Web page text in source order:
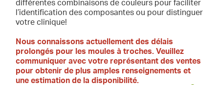
différentes combinaisons de couleurs pour faciliter
l’identification des composantes ou pour distinguer
votre clinique!
Nous connaissons actuellement des délais
prolongés pour les moules à troches. Veuillez
communiquer avec votre représentant des ventes
pour obtenir de plus amples renseignements et
une estimation de la disponibilité.